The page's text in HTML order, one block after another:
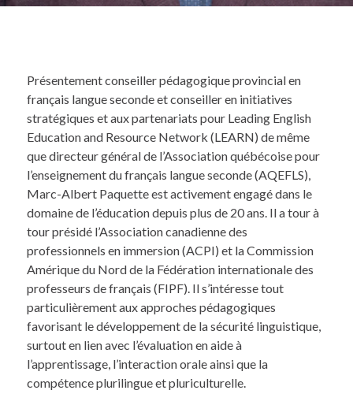
Présentement conseiller pédagogique provincial en
français langue seconde et conseiller en initiatives
stratégiques et aux partenariats pour Leading English
Education and Resource Network (LEARN) de même
que directeur général de l’Association québécoise pour
l’enseignement du français langue seconde (AQEFLS),
Marc-Albert Paquette est activement engagé dans le
domaine de l’éducation depuis plus de 20 ans. Il a tour à
tour présidé l’Association canadienne des
professionnels en immersion (ACPI) et la Commission
Amérique du Nord de la Fédération internationale des
professeurs de français (FIPF). Il s’intéresse tout
particulièrement aux approches pédagogiques
favorisant le développement de la sécurité linguistique,
surtout en lien avec l’évaluation en aide à
l’apprentissage, l’interaction orale ainsi que la
compétence plurilingue et pluriculturelle.